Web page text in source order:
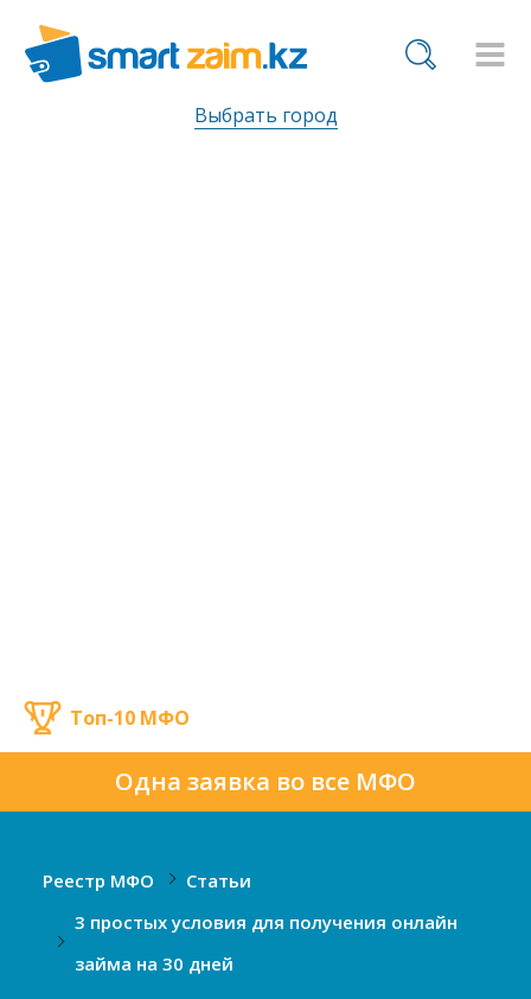
Выбрать город
Одна заявка во все МФО
Топ-10 МФО
Реестр МФО
Статьи
3 простых условия для получения онлайн
займа на 30 дней